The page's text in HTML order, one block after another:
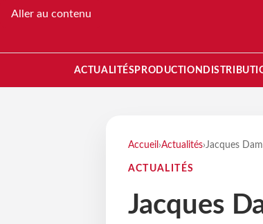
Aller au contenu
ACTUALITÉS PRODUCTION
Accueil ›Actualités›Jacques
ACTUALITÉS
Jacques